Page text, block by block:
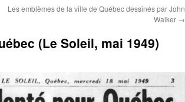
Les emblèmes de la ville de Québec dessinés par John
Walker →
(Le Soleil, mai 1949)